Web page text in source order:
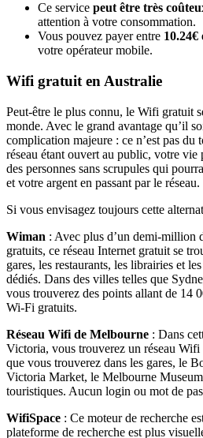
Ce service peut être très
attention à votre consommation.
Vous pouvez payer entre 10.24€
votre opérateur mobile.
Wifi gratuit en Australie
Peut-être le plus connu, le Wifi gratuit
monde. Avec le grand avantage qu’il
complication majeure : ce n’est pas du
réseau étant ouvert au public, votre
des personnes sans scrupules qui
et votre argent en passant par le réseau.
Si vous envisagez toujours cette
Wiman : Avec plus d’un demi-million
gratuits, ce réseau Internet gratuit se
gares, les restaurants, les librairies et
dédiés. Dans des villes telles que
vous trouverez des points allant de 14
Wi-Fi gratuits.
Réseau Wifi de Melbourne : Dans
Victoria, vous trouverez un réseau
que vous trouverez dans les gares, le
Victoria Market, le Melbourne
touristiques. Aucun login ou mot de
WifiSpace : Ce moteur de recherche
plateforme de recherche est plus